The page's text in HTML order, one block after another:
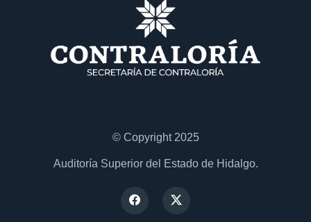
© Copyright 2025
Auditoría Superior del Estado de Hidalgo.